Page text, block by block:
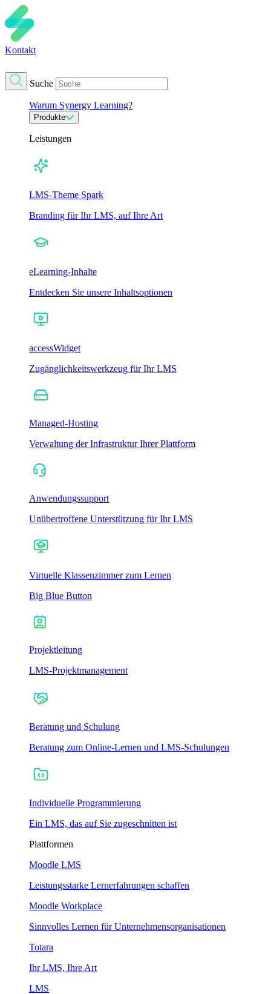
Kontakt
Suche
Warum Synergy Learning?
Produkte
Leistungen
LMS-Theme Spark
Branding für Ihr LMS, auf Ihre Art
eLearning-Inhalte
Entdecken Sie unsere Inhaltsoptionen
accessWidget
Zugänglichkeitswerkzeug für Ihr LMS
Managed-Hosting
Verwaltung der Infrastruktur Ihrer Plattform
Anwendungssupport
Unübertroffene Unterstützung für Ihr LMS
Virtuelle Klassenzimmer zum Lernen
Big Blue Button
Projektleitung
LMS-Projektmanagement
Beratung und Schulung
Beratung zum Online-Lernen und LMS-Schulungen
Individuelle Programmierung
Ein LMS, das auf Sie zugeschnitten ist
Plattformen
Moodle LMS
Leistungsstarke Lernerfahrungen schaffen
Moodle Workplace
Sinnvolles Lernen für Unternehmensorganisationen
Totara
Ihr LMS, Ihre Art
LMS